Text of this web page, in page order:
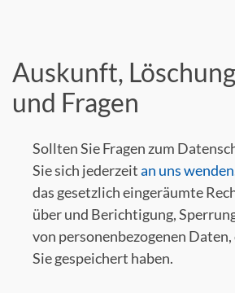
Auskunft,
und Fragen
Sollten Sie Fragen zum
Sie sich jederzeitan uns wenden
das gesetzlich eingeräumte
über und Berichtigung,
von personenbezogenen
Sie gespeichert haben.